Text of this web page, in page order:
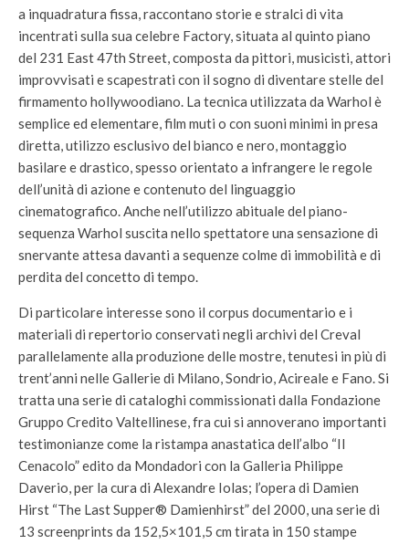
a inquadratura fissa, raccontano storie e stralci di vita
incentrati sulla sua celebre Factory, situata al quinto piano
del 231 East 47th Street, composta da pittori, musicisti, attori
improvvisati e scapestrati con il sogno di diventare stelle del
firmamento hollywoodiano. La tecnica utilizzata da Warhol è
semplice ed elementare, film muti o con suoni minimi in presa
diretta, utilizzo esclusivo del bianco e nero, montaggio
basilare e drastico, spesso orientato a infrangere le regole
dell’unità di azione e contenuto del linguaggio
cinematografico. Anche nell’utilizzo abituale del piano-
sequenza Warhol suscita nello spettatore una sensazione di
snervante attesa davanti a sequenze colme di immobilità e di
perdita del concetto di tempo.
Di particolare interesse sono il corpus documentario e i
materiali di repertorio conservati negli archivi del Creval
parallelamente alla produzione delle mostre, tenutesi in più di
trent’anni nelle Gallerie di Milano, Sondrio, Acireale e Fano. Si
tratta una serie di cataloghi commissionati dalla Fondazione
Gruppo Credito Valtellinese, fra cui si annoverano importanti
testimonianze come la ristampa anastatica dell’albo “Il
Cenacolo” edito da Mondadori con la Galleria Philippe
Daverio, per la cura di Alexandre Iolas; l’opera di Damien
Hirst “The Last Supper® Damienhirst” del 2000, una serie di
13 screenprints da 152,5×101,5 cm tirata in 150 stampe